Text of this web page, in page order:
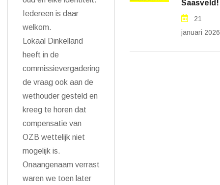
Iedereen is daar
welkom.
Lokaal Dinkelland
heeft in de
commissievergadering
de vraag ook aan de
wethouder gesteld en
kreeg te horen dat
compensatie van
OZB wettelijk niet
mogelijk is.
Onaangenaam verrast
waren we toen later
Saasveld!
21
januari 2026